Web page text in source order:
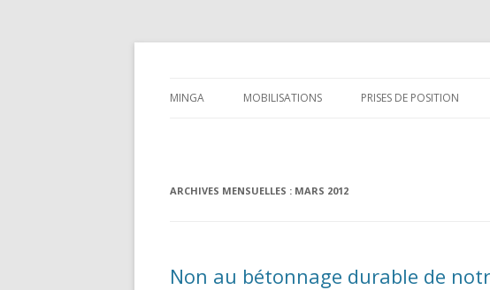
Minga
MINGA
POSITIONNEMENT
ECONOMY
MOBILISATIONS
POUR L’ALIMENTATION…
BROTHER, BIG PROBLEM ?
PRISES DE POSITION
ARCHIVES MENSUELLES : MARS 2012
Non au bétonnage durable de